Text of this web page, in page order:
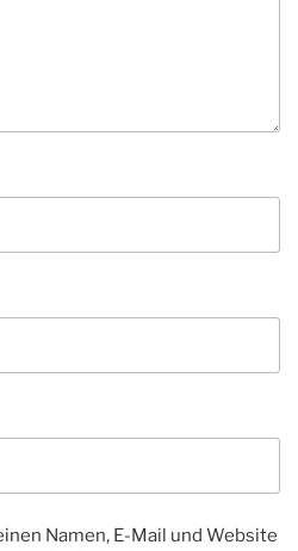
Namen, E-Mail und Website